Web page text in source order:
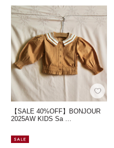
【SALE 40%OFF】BONJOUR
2025AW KIDS Sa …